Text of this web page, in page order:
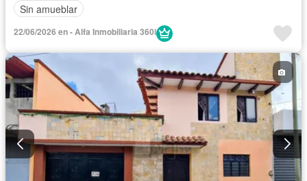
Sin amueblar
22/06/2026 en - Alfa Inmobiliaria 360i